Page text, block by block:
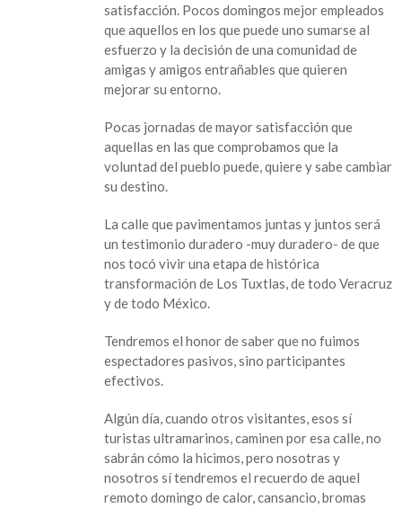
satisfacción. Pocos domingos mejor empleados
que aquellos en los que puede uno sumarse al
esfuerzo y la decisión de una comunidad de
amigas y amigos entrañables que quieren
mejorar su entorno.
Pocas jornadas de mayor satisfacción que
aquellas en las que comprobamos que la
voluntad del pueblo puede, quiere y sabe cambiar
su destino.
La calle que pavimentamos juntas y juntos será
un testimonio duradero -muy duradero- de que
nos tocó vivir una etapa de histórica
transformación de Los Tuxtlas, de todo Veracruz
y de todo México.
Tendremos el honor de saber que no fuimos
espectadores pasivos, sino participantes
efectivos.
Algún día, cuando otros visitantes, esos sí
turistas ultramarinos, caminen por esa calle, no
sabrán cómo la hicimos, pero nosotras y
nosotros sí tendremos el recuerdo de aquel
remoto domingo de calor, cansancio, bromas